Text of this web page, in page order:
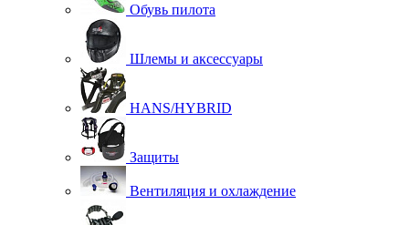
Обувь пилота
Шлемы и аксессуары
HANS/HYBRID
Защиты
Вентиляция и охлаждение